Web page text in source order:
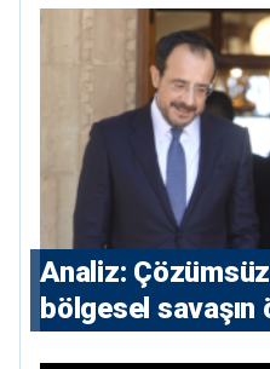
Analiz:
bölgesel savaşın